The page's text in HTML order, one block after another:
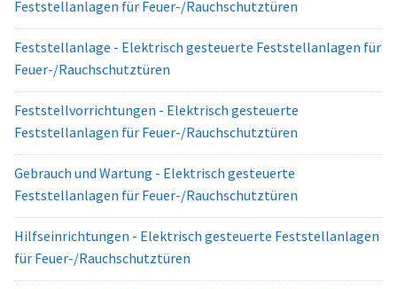
Feststellanlagen für Feuer-/Rauchschutztüren
Feststellanlage - Elektrisch gesteuerte Feststellanlagen für
Feuer-/Rauchschutztüren
Feststellvorrichtungen - Elektrisch gesteuerte
Feststellanlagen für Feuer-/Rauchschutztüren
Gebrauch und Wartung - Elektrisch gesteuerte
Feststellanlagen für Feuer-/Rauchschutztüren
Hilfseinrichtungen - Elektrisch gesteuerte Feststellanlagen
für Feuer-/Rauchschutztüren